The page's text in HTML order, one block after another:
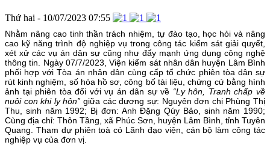
Thứ hai - 10/07/2023 07:55
Nhằm nâng cao tinh thần trách nhiệm, tự đào tạo, học hỏi và nâng
cao kỹ năng trình độ nghiệp vụ trong công tác kiểm sát giải quyết,
xét xử các vụ án dân sự cũng như đẩy mạnh ứng dụng công nghệ
thông tin. Ngày 07/7/2023, Viện kiểm sát nhân dân huyện Lâm Bình
phối hợp với Tòa án nhân dân cùng cấp tổ chức phiên tòa dân sự
rút kinh nghiệm, số hóa hồ sơ, công bố tài liệu, chứng cứ bằng hình
ảnh tại phiên tòa đối với vụ án dân sự về “Ly hôn, Tranh chấp về
nuôi con khi ly hôn” giữa các đương sự: Nguyên đơn chị Phùng Thị
Thu, sinh năm 1992; Bị đơn: Anh Đặng Qúy Bảo, sinh năm 1990;
Cùng địa chỉ: Thôn Tầng, xã Phúc Sơn, huyện Lâm Bình, tỉnh Tuyên
Quang. Tham dự phiên toà có Lãnh đạo viện, cán bộ làm công tác
nghiệp vụ của đơn vị.